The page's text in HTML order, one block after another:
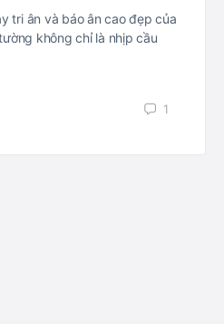
tri ân và báo ân cao đẹp của
không chỉ là nhịp cầu
1